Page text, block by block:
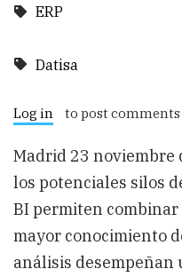
ERP
Datisa
Log in to post comments
Madrid 23 noviembre
los potenciales silos
BI permiten
mayor conocimiento
análisis desempeñan